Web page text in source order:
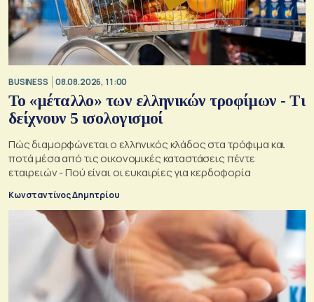
BUSINESS 08.08.2026, 11:00
Το «μέταλλο» των ελληνικών τροφίμων - Τι
δείχνουν 5 ισολογισμοί
Πώς διαμορφώνεται ο ελληνικός κλάδος στα τρόφιμα και
ποτά μέσα από τις οικονομικές καταστάσεις πέντε
εταιρειών - Πού είναι οι ευκαιρίες για κερδοφορία
Κωνσταντίνος Δημητρίου